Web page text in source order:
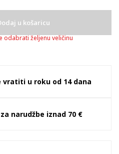
u košaricu
odabrati željenu veličinu
vratiti u roku od 14 dana
narudžbe iznad 70 €